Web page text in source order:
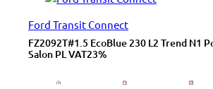
Ford Transit Connect
FZ2092T#1.5 EcoBlue 230 L2 Trend N1
Salon PL VAT23%